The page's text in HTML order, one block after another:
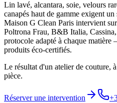
Lin lavé, alcantara, soie, velours
canapés haut de gamme exigent
Maison G Clean Paris intervient
Poltrona Frau, B&B Italia,
protocole adapté à chaque
produits éco-certifiés.
Le résultat d'un atelier de couture,
pièce.
Réserver une intervention